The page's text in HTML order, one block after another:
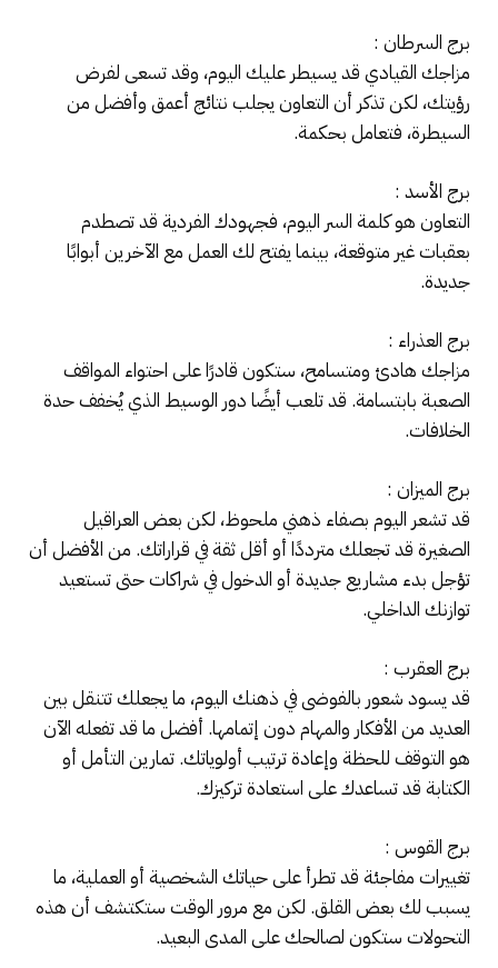
برج السرطان :
مزاجك القيادي قد يسيطر عليك اليوم، وقد تسعى لفرض
رؤيتك، لكن تذكر أن التعاون يجلب نتائج أعمق وأفضل من
السيطرة، فتعامل بحكمة.
برج الأسد :
التعاون هو كلمة السر اليوم، فجهودك الفردية قد تصطدم
بعقبات غير متوقعة، بينما يفتح لك العمل مع الآخرين أبوابًا
جديدة.
برج العذراء :
مزاجك هادئ ومتسامح، ستكون قادرًا على احتواء المواقف
الصعبة بابتسامة. قد تلعب أيضًا دور الوسيط الذي يُخفف حدة
الخلافات.
برج الميزان :
قد تشعر اليوم بصفاء ذهني ملحوظ، لكن بعض العراقيل
الصغيرة قد تجعلك مترددًا أو أقل ثقة في قراراتك. من الأفضل أن
تؤجل بدء مشاريع جديدة أو الدخول في شراكات حتى تستعيد
توازنك الداخلي.
برج العقرب :
قد يسود شعور بالفوضى في ذهنك اليوم، ما يجعلك تتنقل بين
العديد من الأفكار والمهام دون إتمامها. أفضل ما قد تفعله الآن
هو التوقف للحظة وإعادة ترتيب أولوياتك. تمارين التأمل أو
الكتابة قد تساعدك على استعادة تركيزك.
برج القوس :
تغييرات مفاجئة قد تطرأ على حياتك الشخصية أو العملية، ما
يسبب لك بعض القلق. لكن مع مرور الوقت ستكتشف أن هذه
التحولات ستكون لصالحك على المدى البعيد.